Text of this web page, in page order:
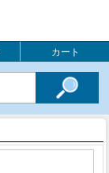
カート